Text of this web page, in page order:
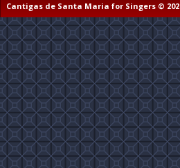
Cantigas de Santa Maria for Singers ©